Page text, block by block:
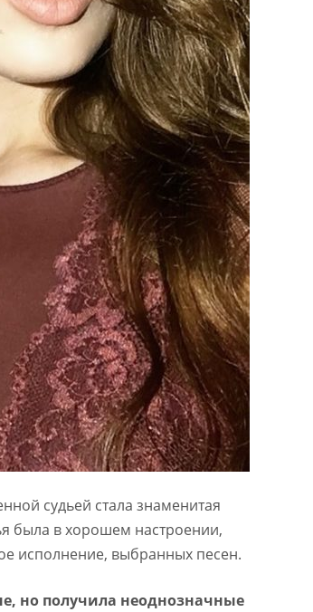
судьей стала знаменитая
была в хорошем настроении,
исполнение, выбранных песен.
но получила неоднозначные